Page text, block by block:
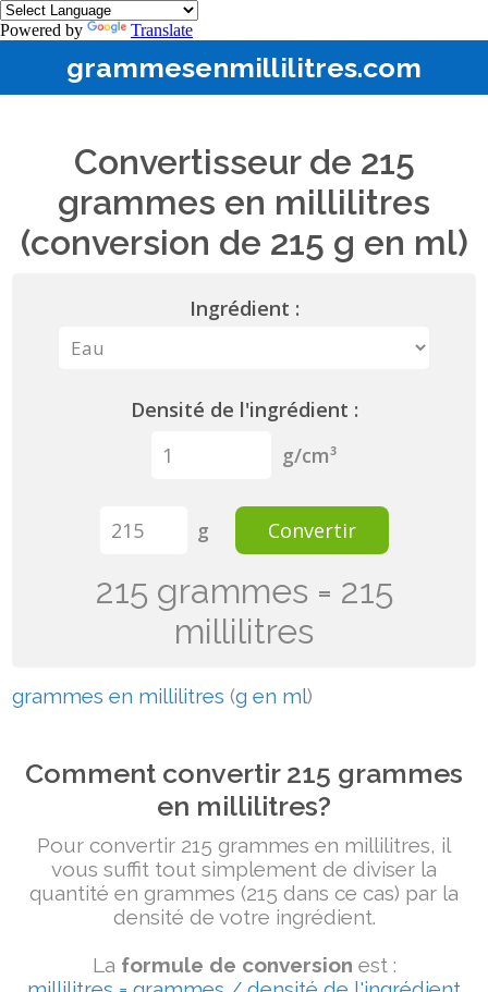
Powered by Translate
grammesenmillilitres.com
Convertisseur de 215
grammes en millilitres
(conversion de 215 g en ml)
Ingrédient :
Densité de l'ingrédient :
g/cm³
g Convertir
215 grammes = 215
millilitres
grammes en millilitres (g en ml)
Comment convertir 215 grammes
en millilitres?
Pour convertir 215 grammes en millilitres, il
vous suffit tout simplement de diviser la
quantité en grammes (215 dans ce cas) par la
densité de votre ingrédient.
La formule de conversion est :